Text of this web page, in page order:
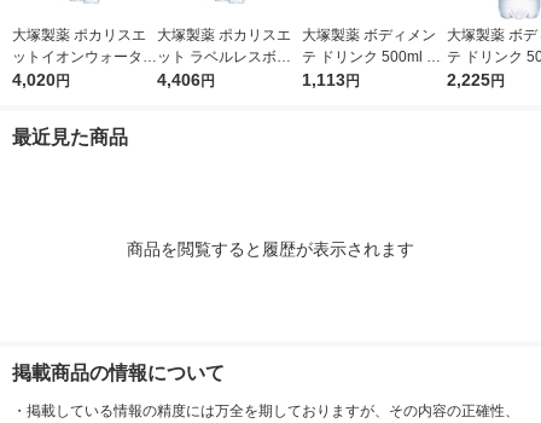
大塚製薬 ポカリスエ
ットイオンウォーター
ラベルレスボトル 500
4,020円
大塚製薬 ポカリスエ
ット ラベルレスボト
ル 500ml 1箱（24本
4,406円
大塚製薬 ボディメン
テ ドリンク 500ml 1
セット（6本）
1,113円
大塚製薬 ボ
テ ドリンク
セット（12本
2,225円
最近見た商品
商品を閲覧すると履歴が表示されます
掲載商品の情報について
・ 掲載している情報の精度には万全を期しておりますが、その内容の正確性、